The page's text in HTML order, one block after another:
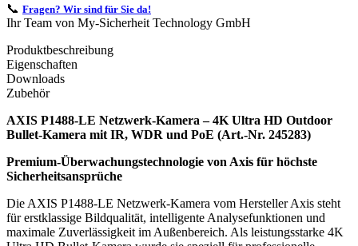
📞 Fragen? Wir sind für Sie da!
Ihr Team von My-Sicherheit Technology GmbH
Produktbeschreibung
Eigenschaften
Downloads
Zubehör
AXIS P1488-LE Netzwerk-Kamera – 4K Ultra HD Outdoor
Bullet-Kamera mit IR, WDR und PoE (Art.-Nr. 245283)
Premium-Überwachungstechnologie von Axis für höchste
Sicherheitsansprüche
Die AXIS P1488-LE Netzwerk-Kamera vom Hersteller Axis steht
für erstklassige Bildqualität, intelligente Analysefunktionen und
maximale Zuverlässigkeit im Außenbereich. Als leistungsstarke 4K